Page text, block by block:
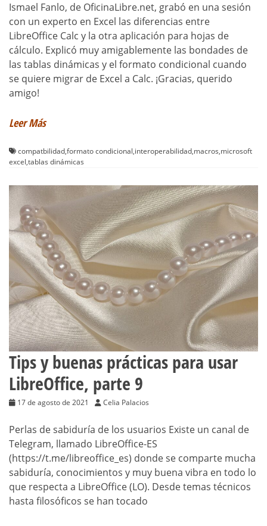
Ismael Fanlo, de OficinaLibre.net, grabó en una sesión
con un experto en Excel las diferencias entre
LibreOffice Calc y la otra aplicación para hojas de
cálculo. Explicó muy amigablemente las bondades de
las tablas dinámicas y el formato condicional cuando
se quiere migrar de Excel a Calc. ¡Gracias, querido
amigo!
Leer Más
compatbilidad,formato condicional,interoperabilidad,macros,microsoft
excel,tablas dinámicas
Tips y buenas prácticas para usar
LibreOffice, parte 9
17 de agosto de 2021 Celia Palacios
Perlas de sabiduría de los usuarios Existe un canal de
Telegram, llamado LibreOffice-ES
(https://t.me/libreoffice_es) donde se comparte mucha
sabiduría, conocimientos y muy buena vibra en todo lo
que respecta a LibreOffice (LO). Desde temas técnicos
hasta filosóficos se han tocado